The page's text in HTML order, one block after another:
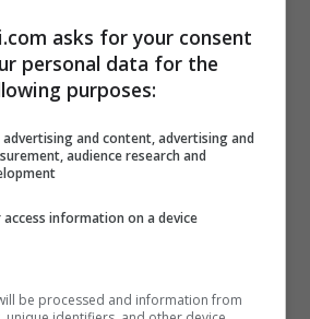
rain on me forever
asks for your consent
personal data for the
purposes:
advertising and content, advertising and
audience research and
information on a device
be processed and information from